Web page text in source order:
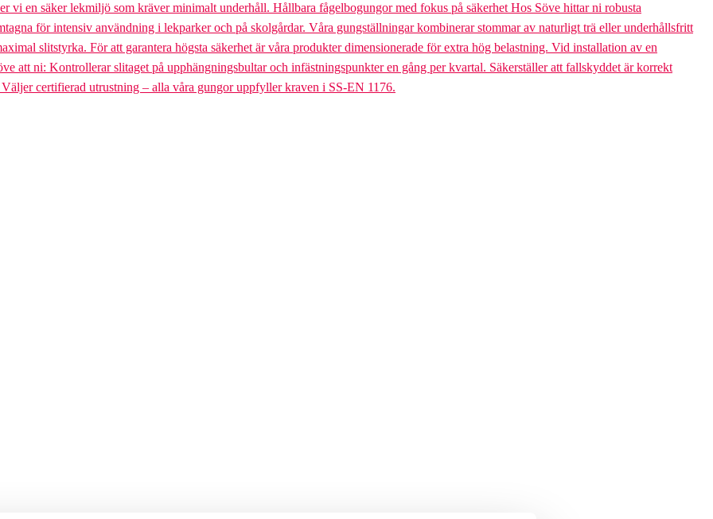
vi en säker lekmiljö som kräver minimalt underhåll. Hållbara fågelbogungor med fokus på säkerhet Hos Söve hittar ni robusta
för intensiv användning i lekparker och på skolgårdar. Våra gungställningar kombinerar stommar av naturligt trä eller underhållsfritt
slitstyrka. För att garantera högsta säkerhet är våra produkter dimensionerade för extra hög belastning. Vid installation av en
att ni: Kontrollerar slitaget på upphängningsbultar och infästningspunkter en gång per kvartal. Säkerställer att fallskyddet är korrekt
certifierad utrustning – alla våra gungor uppfyller kraven i SS-EN 1176.